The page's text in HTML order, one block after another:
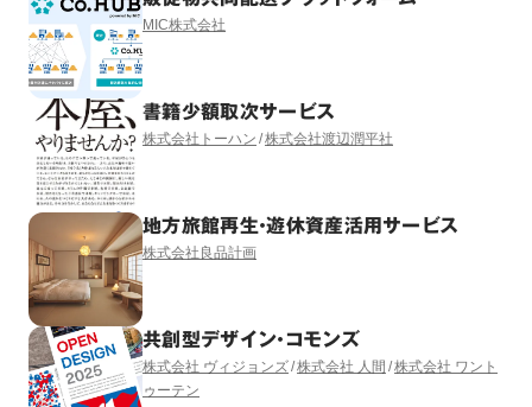
MIC株式会社
書籍少額取次サービス
株式会社トーハン 株式会社渡辺潤平社
地方旅館再生・遊休資産活用サービス
株式会社良品計画
共創型デザイン・コモンズ
株式会社 ヴィジョンズ 株式会社 人間 株式会社 ワント
ゥーテン